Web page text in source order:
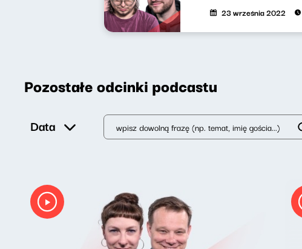
23 września 2022
Pozostałe odcinki podcastu
Data